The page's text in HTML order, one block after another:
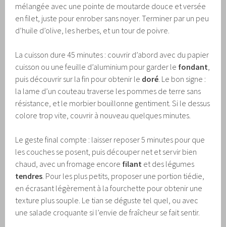
mélangée avec une pointe de moutarde douce et versée
en filet, juste pour enrober sans noyer. Terminer par un peu
d’huile d’olive, les herbes, et un tour de poivre.
La cuisson dure 45 minutes : couvrir d’abord avec du papier
cuisson ou une feuille d’aluminium pour garder le fondant
puis découvrir sur la fin pour obtenir le doré . Le bon signe :
la lame d’un couteau traverse les pommes de terre sans
résistance, et le morbier bouillonne gentiment. Si le dessus
colore trop vite, couvrir à nouveau quelques minutes.
Le geste final compte : laisser reposer 5 minutes pour que
les couches se posent, puis découper net et servir bien
chaud, avec un fromage encore filant et des légumes
tendres . Pour les plus petits, proposer une portion tiédie,
en écrasant légèrement à la fourchette pour obtenir une
texture plus souple. Le tian se déguste tel quel, ou avec
une salade croquante si l’envie de fraîcheur se fait sentir.